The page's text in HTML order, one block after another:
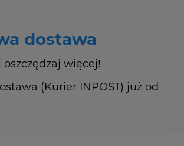
dostawa
więcej!
(Kurier INPOST) już od